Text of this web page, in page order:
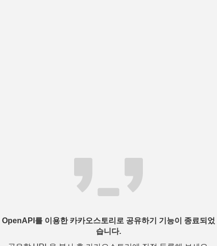
OpenAPI를 이용한 카카오스토리로 공유하기 기능이 종료되었
습니다.